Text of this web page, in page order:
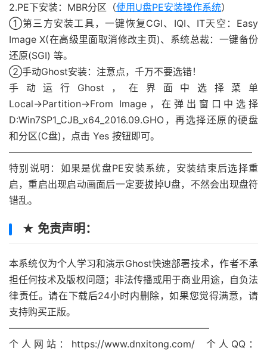
2.PE下安装：MBR分区（使用U盘PE安装操作系统）
①第三方安装工具，一键恢复CGI、IQI、IT天空：Easy
Image X(在高级里面取消修改主页)、系统总裁：一键备份
还原(SGI) 等。
②手动Ghost安装：注意点，千万不要选错！
手动运行Ghost，在界面中选择菜单
Local→Partition→From Image，在弹出窗口中选择
D:Win7SP1_CJB_x64_2016.09.GHO，再选择还原的硬盘
和分区(C盘)，点击 Yes 按钮即可。
—————————————————————————–
特别说明：如果是优盘PE安装系统，安装结束后选择重
启，重启出现启动画面后一定要拔掉U盘，不然会出现盘符
错乱。
★ 免责声明：
本系统仅为个人学习和演示Ghost快速部署技术，作者不承
担任何技术及版权问题；非法传播或用于商业用途，自负法
律责任。请在下载后24小时内删除，如果您觉得满意，请
支持购买正版。
—————————————————————
个人网站：https://www.dnxitong.com/ 个人QQ：